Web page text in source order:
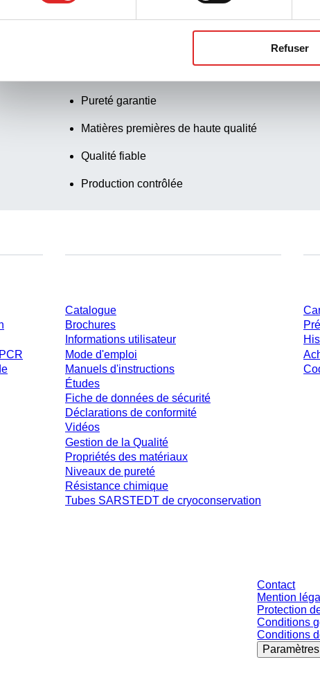
Refuser
vigueur dans votre pays et hors frais de livraison éventuels, sauf indication
Pureté garantie
Matières premières de haute qualité
Qualité fiable
Production contrôlée
Catalogue
Brochures
Informations utilisateur
Mode d'emploi
Manuels d'instructions
Études
Fiche de données de sécurité
Déclarations de conformité
Vidéos
Gestion de la Qualité
Propriétés des matériaux
Niveaux de pureté
Résistance chimique
Tubes SARSTEDT de cryoconservation
Contact
Mention
Protection
Conditions
Conditions